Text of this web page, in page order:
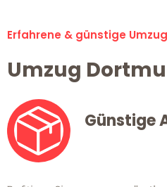
Erfahrene & günstige
Umzug
Günstige